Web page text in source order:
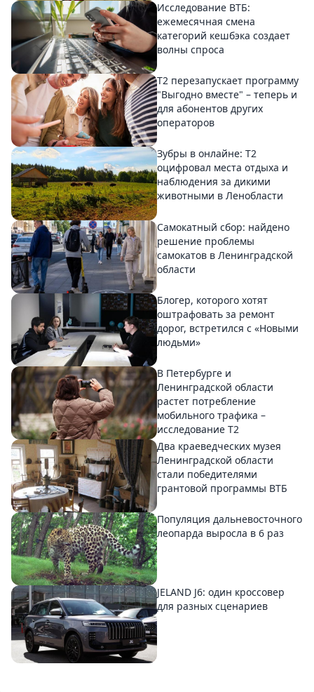
Исследование ВТБ:
ежемесячная смена
категорий кешбэка создает
волны спроса
Т2 перезапускает программу
"Выгодно вместе" – теперь и
для абонентов других
операторов
Зубры в онлайне: Т2
оцифровал места отдыха и
наблюдения за дикими
животными в Ленобласти
Самокатный сбор: найдено
решение проблемы
самокатов в Ленинградской
области
Блогер, которого хотят
оштрафовать за ремонт
дорог, встретился с «Новыми
людьми»
В Петербурге и
Ленинградской области
растет потребление
мобильного трафика –
исследование T2
Два краеведческих музея
Ленинградской области
стали победителями
грантовой программы ВТБ
Популяция дальневосточного
леопарда выросла в 6 раз
JELAND J6: один кроссовер
для разных сценариев